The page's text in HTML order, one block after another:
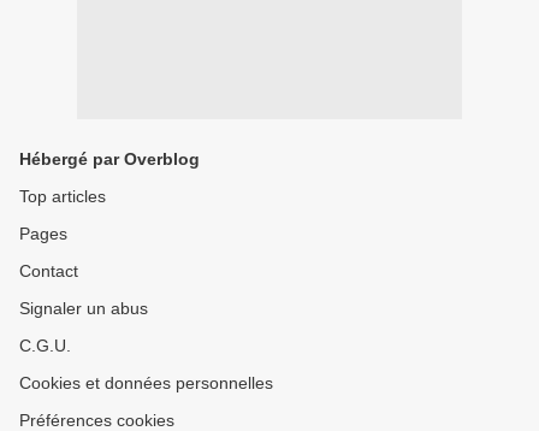
Hébergé par Overblog
Top articles
Pages
Contact
Signaler un abus
C.G.U.
Cookies et données personnelles
Préférences cookies